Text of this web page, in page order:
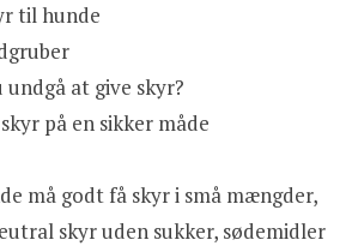
til hunde
at give skyr?
på en sikker måde
må godt få skyr i små mængder,
skyr uden sukker, sødemidler